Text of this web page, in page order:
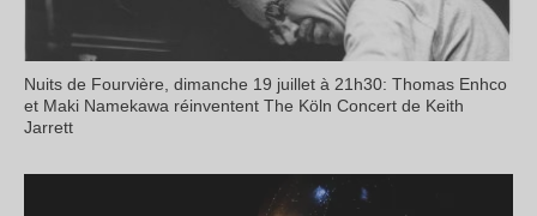
Nuits de Fourvière, dimanche 19 juillet à 21h30: Thomas Enhco
et Maki Namekawa réinventent The Köln Concert de Keith
Jarrett